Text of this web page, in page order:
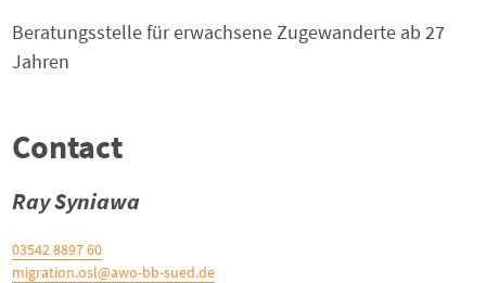
Beratungsstelle für erwachsene Zugewanderte ab 27
Jahren
Contact
Ray Syniawa
03542 8897 60
migration.osl@awo-bb-sued.de